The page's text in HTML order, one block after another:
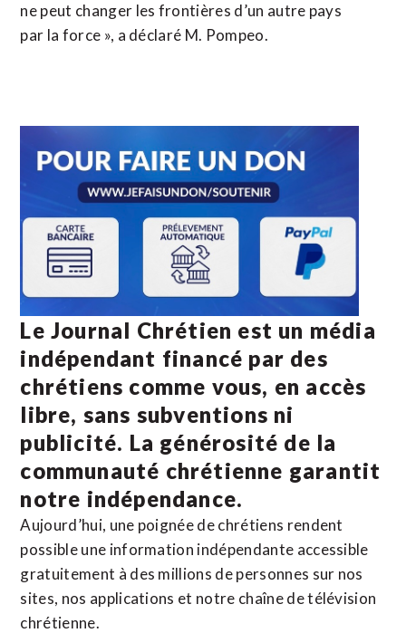
ne peut changer les frontières d’un autre pays
par la force », a déclaré M. Pompeo.
Le Journal Chrétien est un média
indépendant financé par des
chrétiens comme vous, en accès
libre, sans subventions ni
publicité. La générosité de la
communauté chrétienne garantit
notre indépendance.
Aujourd’hui, une poignée de chrétiens rendent
possible une information indépendante accessible
gratuitement à des millions de personnes sur nos
sites, nos applications et notre chaîne de télévision
chrétienne.